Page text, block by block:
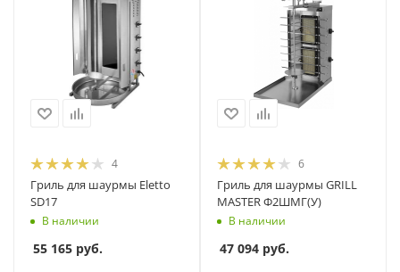
4
Гриль для шаурмы Eletto
SD17
В наличии
55 165 руб.
6
Гриль для шаурмы GRILL
MASTER Ф2ШМГ(У)
В наличии
47 094 руб.